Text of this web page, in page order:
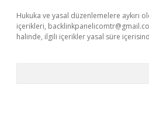
Hukuka ve yasal düzenlemelere aykırı
içerikleri,
halinde, ilgili içerikler yasal süre